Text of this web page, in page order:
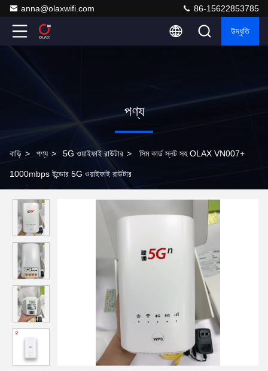
anna@olaxwifi.com 86-15622853785
উদ্ধৃতি
পণ্য
বাড়ি > পণ্য > 5G ওয়াইফাই রাউটার > সিম কার্ড স্লট সহ OLAX VN007+
1000mbps ইন্ডোর 5G ওয়াইফাই রাউটার